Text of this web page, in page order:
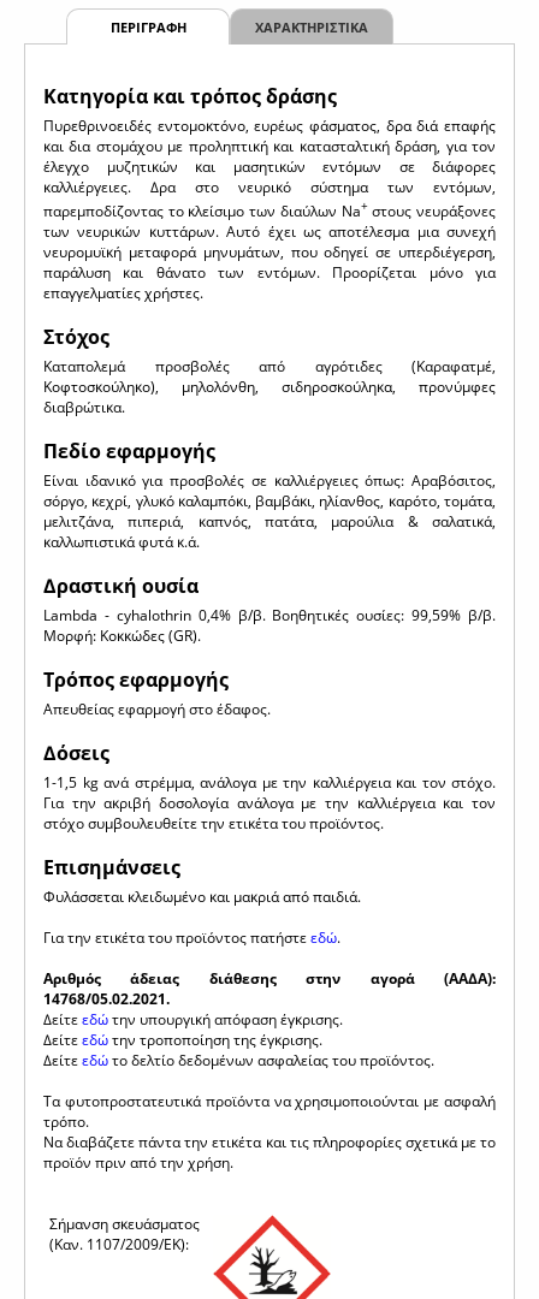
ΠΕΡΙΓΡΑΦΗ ΧΑΡΑΚΤΗΡΙΣΤΙΚΑ
Κατηγορία και τρόπος δράσης
Πυρεθρινοειδές εντομοκτόνο, ευρέως φάσματος, δρα διά επαφής
και δια στομάχου με προληπτική και κατασταλτική δράση, για τον
έλεγχο μυζητικών και μασητικών εντόμων σε διάφορες
καλλιέργειες. Δρα στο νευρικό σύστημα των εντόμων,
παρεμποδίζοντας το κλείσιμο των διαύλων Na+στους νευράξονες
των νευρικών κυττάρων. Αυτό έχει ως αποτέλεσμα μια συνεχή
νευρομυϊκή μεταφορά μηνυμάτων, που οδηγεί σε υπερδιέγερση,
παράλυση και θάνατο των εντόμων. Προορίζεται μόνο για
επαγγελματίες χρήστες.
Στόχος
Καταπολεμά προσβολές από αγρότιδες (Καραφατμέ,
Κοφτοσκούληκο), μηλολόνθη, σιδηροσκούληκα, προνύμφες
διαβρώτικα.
Πεδίο εφαρμογής
Είναι ιδανικό για προσβολές σε καλλιέργειες όπως: Aραβόσιτος,
σόργο, κεχρί, γλυκό καλαμπόκι, βαμβάκι, ηλίανθος, καρότο, τομάτα,
μελιτζάνα, πιπεριά, καπνός, πατάτα, μαρούλια & σαλατικά,
καλλωπιστικά φυτά κ.ά.
Δραστική ουσία
Lambda - cyhalothrin 0,4% β/β. Βοηθητικές ουσίες: 99,59% β/β.
Μορφή: Κοκκώδες (GR).
Τρόπος εφαρμογής
Απευθείας εφαρμογή στο έδαφος.
Δόσεις
1-1,5 kg ανά στρέμμα, ανάλογα με την καλλιέργεια και τον στόχο.
Για την ακριβή δοσολογία ανάλογα με την καλλιέργεια και τον
στόχο συμβουλευθείτε την ετικέτα του προϊόντος.
Επισημάνσεις
Φυλάσσεται κλειδωμένο και μακριά από παιδιά.
Για την ετικέτα του προϊόντος πατήστεεδώ.
Αριθμός άδειας διάθεσης στην αγορά (ΑΑΔΑ):
14768/05.02.2021.
Δείτεεδώτην υπουργική απόφαση έγκρισης.
Δείτεεδώτην τροποποίηση της έγκρισης.
Δείτεεδώτο δελτίο δεδομένων ασφαλείας του προϊόντος.
Τα φυτοπροστατευτικά προϊόντα να χρησιμοποιούνται με ασφαλή
τρόπο.
Να διαβάζετε πάντα την ετικέτα και τις πληροφορίες σχετικά με το
προϊόν πριν από την χρήση.
Σήμανση σκευάσματος
(Καν. 1107/2009/ΕΚ):